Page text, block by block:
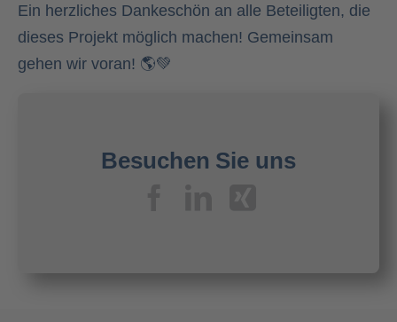
Ein herzliches Dankeschön an alle Beteiligten, die
dieses Projekt möglich machen! Gemeinsam
gehen wir voran! 🌎💚
Besuchen Sie uns